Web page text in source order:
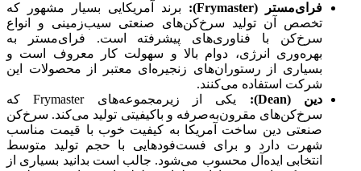
فرای‌مستر (Frymaster):
برند آمریکایی بسیار مشهور که
تخصص آن تولید سرخ‌کن‌های صنعتی سیب‌زمینی و انواع
سرخ‌کن با فناوری‌های پیشرفته است. فرای‌مستر به
بهره‌وری انرژی، دوام بالا و سهولت کار معروف است و
بسیاری از رستوران‌های زنجیره‌ای معتبر از محصولات این
شرکت استفاده می‌کنند.
دین (Dean):
یکی از زیرمجموعه‌های Frymaster که
سرخ‌کن‌های مقرون‌به‌صرفه و باکیفیتی تولید می‌کند. سرخ‌کن
صنعتی دین ساخت آمریکا به کیفیت خوب با قیمت مناسب
شهرت دارد و برای فست‌فودهایی با حجم تولید متوسط
انتخابی ایده‌آل محسوب می‌شود. جالب است بدانید بسیاری از